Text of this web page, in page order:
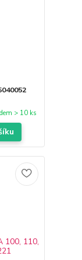
> 10 ks